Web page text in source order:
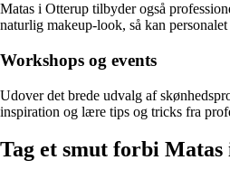
Matas i Otterup tilbyder også
naturlig makeup-look, så kan
Workshops og events
Udover det brede udvalg af
inspiration og lære tips og tricks fra
Tag et smut forbi